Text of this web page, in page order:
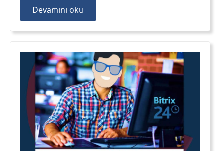
Devamını oku